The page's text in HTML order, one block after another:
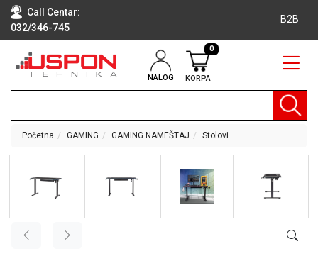
Call Centar:
032/346-745
B2B
NALOG KORPA
0
RAČUNARI
TEHNIKA
OPREMA
AUDIO,
VIDEO
Početna GAMING GAMING NAMEŠTAJ Stolovi